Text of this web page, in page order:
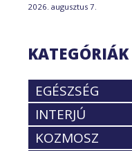
2026. augusztus 7.
KATEGÓRIÁK
EGÉSZSÉG
INTERJÚ
KOZMOSZ